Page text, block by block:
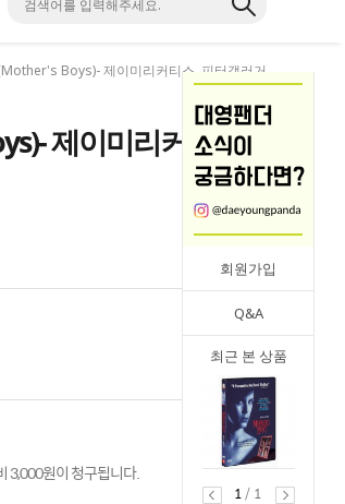
회원가입
Q&A
최근 본 상품
1
/ 1
Boys)- 제이미리커티스. 피터갤러거
제이미리커티
3,000원이 청구됩니다.